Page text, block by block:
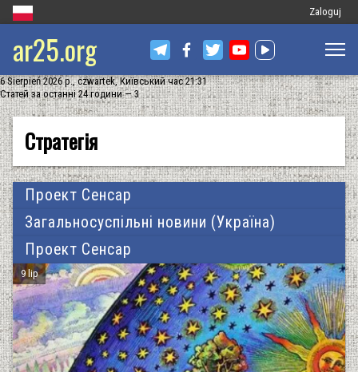
Меню
запису
Zaloguj
ar25.org
6 Sierpień 2026 р., czwartek, Київський час 21:31
Статей за останні 24 години — 3
Стратегія
Проект Сенсар
Загальносуспільні новини (Україна)
Проект Сенсар
9 lip